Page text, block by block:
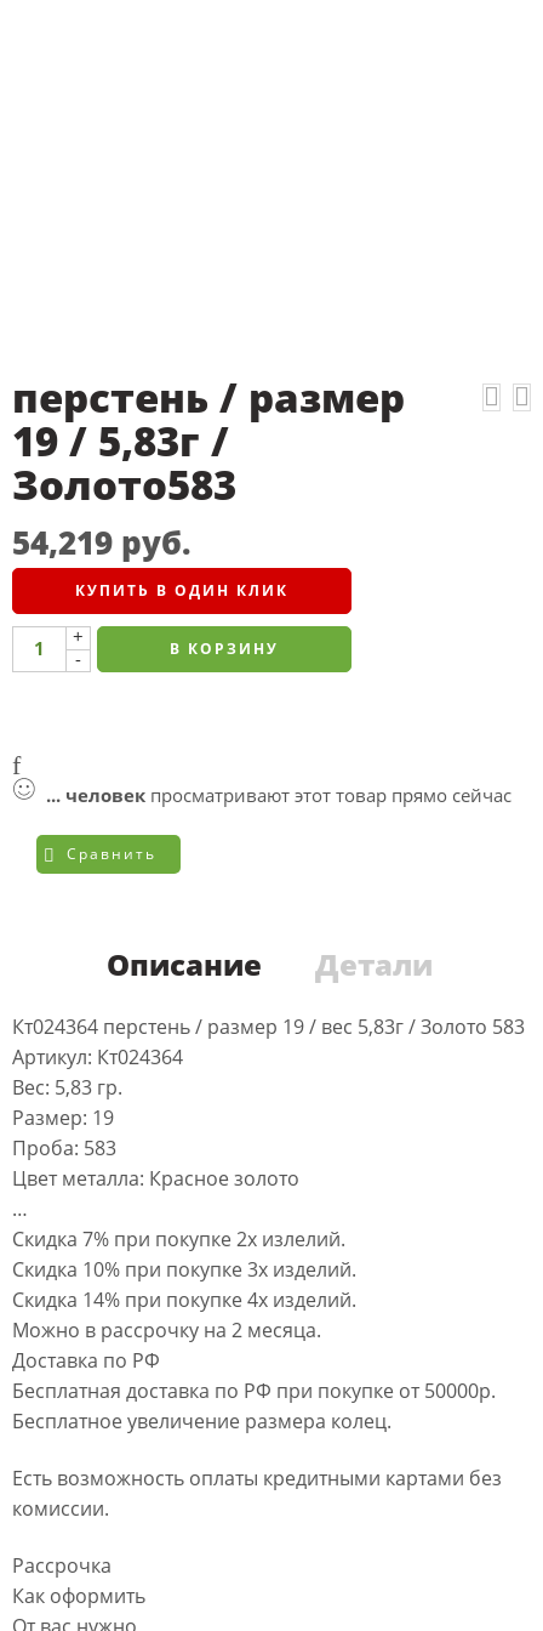
перстень / размер
19 / 5,83г /
Золото583
54,219 руб.
КУПИТЬ В ОДИН КЛИК
+
-
В КОРЗИНУ
... человек просматривают этот товар прямо сейчас
Сравнить
Описание Детали
Кт024364 перстень / размер 19 / вес 5,83г / Золото 583
Артикул: Кт024364
Вес: 5,83 гр.
Размер: 19
Проба: 583
Цвет металла: Красное золото
…
Скидка 7% при покупке 2х излелий.
Скидка 10% при покупке 3х изделий.
Скидка 14% при покупке 4х изделий.
Можно в рассрочку на 2 месяца.
Доставка по РФ
Бесплатная доставка по РФ при покупке от 50000р.
Бесплатное увеличение размера колец.
Есть возможность оплаты кредитными картами без
комиссии.
Рассрочка
Как оформить